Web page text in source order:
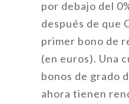
por debajo del
después de que
primer bono de
(en euros). Una
bonos de grado
ahora tienen